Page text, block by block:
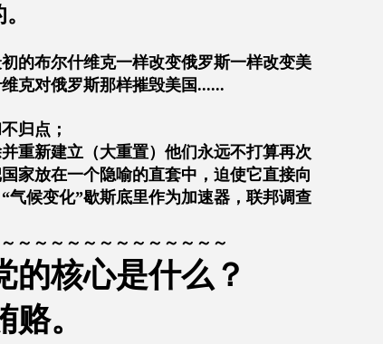
的布尔什维克一样改变俄罗斯一样改变美
克对俄罗斯那样摧毁美国......
归点；
重新建立（大重置）他们永远不打算再次
家放在一个隐喻的直套中，迫使它直接向
“气候变化”歇斯底里作为加速器，联邦调查
～～～～～～～～～～～～～
的核心是什么？
。